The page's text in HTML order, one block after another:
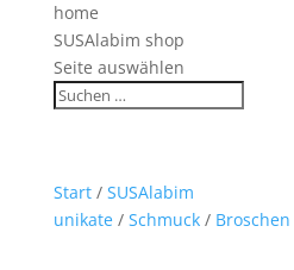
home
SUSAlabim shop
Seite auswählen
Start/ SUSAlabim
unikate/ Schmuck/ Broschen